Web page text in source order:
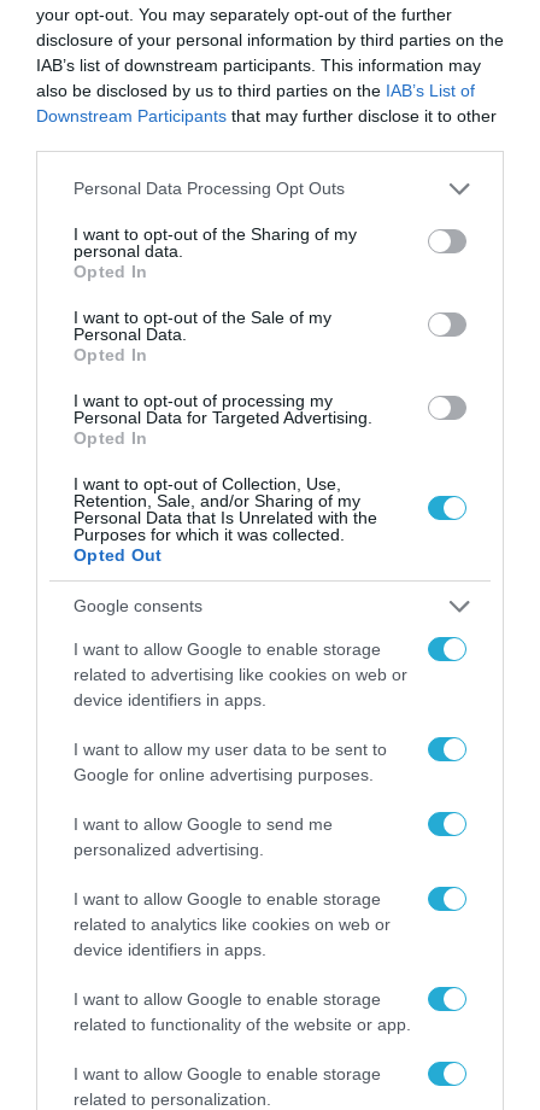
your opt-out. You may separately opt-out of the further
disclosure of your personal information by third parties on the
IAB’s list of downstream participants. This information may
also be disclosed by us to third parties on the IAB’s List of
Downstream Participants that may further disclose it to other
Please note that this website/app uses one or more Google
not limited to your visit or usage behaviour. You may click to
grant or deny consent to Google and its third-party tags to
use your data for below specified purposes in below Google
consent section.
Personal Data Processing Opt Outs
I want to opt-out of the Sharing of my
personal data.
Opted In
I want to opt-out of the Sale of my
Personal Data.
Opted In
I want to opt-out of processing my
Personal Data for Targeted Advertising.
Opted In
I want to opt-out of Collection, Use,
Retention, Sale, and/or Sharing of my
Personal Data that Is Unrelated with the
Purposes for which it was collected.
Opted Out
Google consents
I want to allow Google to enable storage
related to advertising like cookies on web or
device identifiers in apps.
I want to allow my user data to be sent to
Google for online advertising purposes.
I want to allow Google to send me
personalized advertising.
I want to allow Google to enable storage
related to analytics like cookies on web or
device identifiers in apps.
I want to allow Google to enable storage
related to functionality of the website or app.
I want to allow Google to enable storage
related to personalization.
κύκλο εκπαίδευσης, θα ακολουθήσουν και
επόμενοι, με εξειδικευμένα προγράμματα σε
γνωστικά αντικείμενα ενδιαφέροντος για την
φαρμακοβιομηχανία, τονίζοντας ότι η
εγχώρια βιομηχανία φαρμάκου θα συνεχίσει
να είναι δίπλα στη νέα γενιά, να συμβάλλει
στον εμπλουτισμό των δεξιοτήτων της και
να καινοτομεί γεφυρώνοντας το χάσμα
μεταξύ εκπαίδευσης και αγοράς εργασίας.
ACADEMY
ΘΑΝΟΣ
ΠΛΕΥΡΗΣ
ΠΑΝΕΛΛΗΝΙΑ ΕΝΩΣΗ
ΦΑΡΜΑΚΟΒΙΟΜΗΧΑΝΙΑΣ